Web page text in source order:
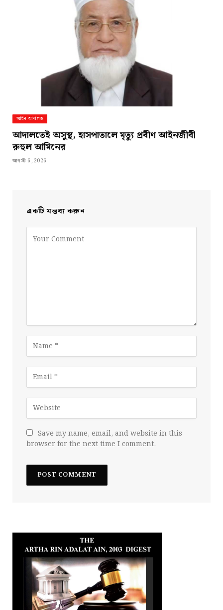
আইন আদালত
আদালতেই অসুস্থ, হাসপাতালে মৃত্যু প্রবীণ আইনজীবী
রুহুল আমিনের
আগস্ট 6, 2026
একটি মন্তব্য করুন
Save my name, email, and website in this
browser for the next time I comment.